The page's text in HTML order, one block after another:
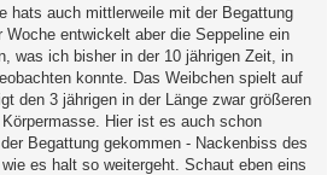
hats auch mittlerweile mit der Begattung
entwickelt aber die Seppeline ein
was ich bisher in der 10 jährigen Zeit, in
konnte. Das Weibchen spielt auf
den 3 jährigen in der Länge zwar größeren
Hier ist es auch schon
Begattung gekommen - Nackenbiss des
es halt so weitergeht. Schaut eben eins